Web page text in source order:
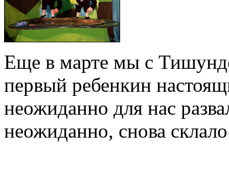
Еще в марте мы с
первый ребенкин
неожиданно для нас
неожиданно, снова